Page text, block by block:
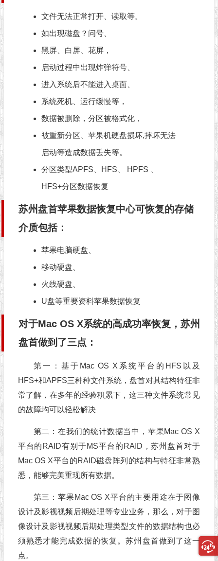
文件无法正常打开、读取等。
如出现磁盘？问号、
黑屏、白屏、花屏，
启动过程中出现炸弹符号、
进入系统后不能进入桌面、
系统死机、运行缓慢等，
数据被删除，分区被格式化，
被重新分区、苹果机硬盘损坏,摔坏无法
启动等造成数据丢失等。
分区类型APFS、HFS、 HPFS 、
HFS+分区数据恢复
苏州盘首苹果数据恢复中心可恢复的存储
介质包括：
苹果电脑硬盘、
移动硬盘、
火线硬盘、
U盘等重要资料苹果数据恢复
对于Mac OS X系统的高成功率恢复，苏州
盘首做到了三点：
第一：基于Mac OS X系统平台的HFS以及
HFS+和APFS三种种文件系统，盘首对其结构特征非
常了解，在多年的经验积累下，这三种文件系统常见
的故障均可以轻松解决
第二：在我们的统计数据当中，苹果Mac OS X
平台的RAID有别于MS平台的RAID，苏州盘首对于
Mac OS X平台的RAID磁盘阵列的结构与特征非常熟
悉，能够完美重现所有数据。
第三：苹果Mac OS X平台的主要用途在于图像
设计及影视视频后期处理等专业业务，那么，对于图
像设计及影视视频后期处理类型文件的数据结构也必
须熟悉才能完成数据的恢复。苏州盘首做到了这一
点。